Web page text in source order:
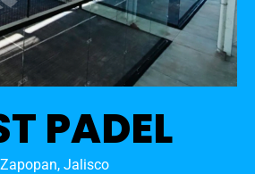
PADEL
Zapopan, Jalisco